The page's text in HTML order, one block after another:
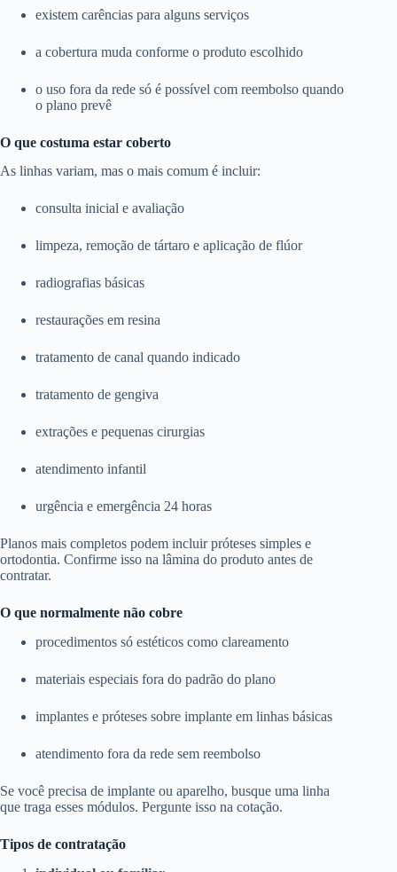
existem carências para alguns serviços
a cobertura muda conforme o produto escolhido
o uso fora da rede só é possível com reembolso quando
o plano prevê
O que costuma estar coberto
As linhas variam, mas o mais comum é incluir:
consulta inicial e avaliação
limpeza, remoção de tártaro e aplicação de flúor
radiografias básicas
restaurações em resina
tratamento de canal quando indicado
tratamento de gengiva
extrações e pequenas cirurgias
atendimento infantil
urgência e emergência 24 horas
Planos mais completos podem incluir próteses simples e
ortodontia. Confirme isso na lâmina do produto antes de
contratar.
O que normalmente não cobre
procedimentos só estéticos como clareamento
materiais especiais fora do padrão do plano
implantes e próteses sobre implante em linhas básicas
atendimento fora da rede sem reembolso
Se você precisa de implante ou aparelho, busque uma linha
que traga esses módulos. Pergunte isso na cotação.
Tipos de contratação